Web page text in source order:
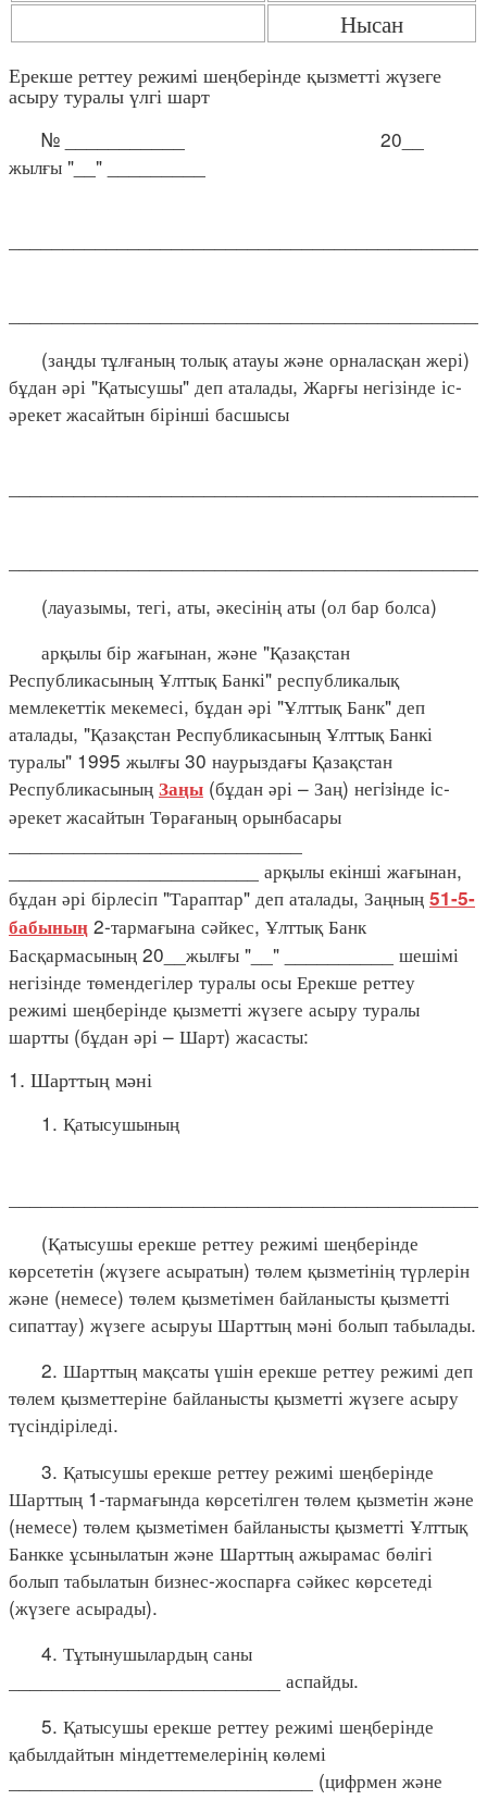
Нысан
Ерекше реттеу режимі шеңберінде қызметті жүзеге
асыру туралы үлгі шарт
№ ___________ 20__
жылғы "__" _________
(заңды тұлғаның толық атауы және орналасқан жері)
бұдан әрі "Қатысушы" деп аталады, Жарғы негізінде іс-
әрекет жасайтын бірінші басшысы
(лауазымы, тегі, аты, әкесінің аты (ол бар болса)
арқылы бір жағынан, және "Қазақстан
Республикасының Ұлттық Банкі" республикалық
мемлекеттік мекемесі, бұдан әрі "Ұлттық Банк" деп
аталады, "Қазақстан Республикасының Ұлттық Банкі
туралы" 1995 жылғы 30 наурыздағы Қазақстан
Республикасының Заңы (бұдан әрі – Заң) негiзiнде iс-
әрекет жасайтын Төрағаның орынбасары
_______________________ арқылы екінші жағынан,
бұдан әрі бірлесіп "Тараптар" деп аталады, Заңның 51-5-
бабының 2-тармағына сәйкес, Ұлттық Банк
Басқармасының 20__жылғы "__" __________ шешімі
негізінде төмендегілер туралы осы Ерекше реттеу
режимі шеңберінде қызметті жүзеге асыру туралы
шартты (бұдан әрі – Шарт) жасасты:
1. Шарттың мәні
1. Қатысушының
(Қатысушы ерекше реттеу режимі шеңберінде
көрсететін (жүзеге асыратын) төлем қызметінің түрлерін
және (немесе) төлем қызметімен байланысты қызметті
сипаттау) жүзеге асыруы Шарттың мәні болып табылады.
2. Шарттың мақсаты үшін ерекше реттеу режимі деп
төлем қызметтеріне байланысты қызметті жүзеге асыру
түсіндіріледі.
3. Қатысушы ерекше реттеу режимі шеңберінде
Шарттың 1-тармағында көрсетілген төлем қызметін және
(немесе) төлем қызметімен байланысты қызметті Ұлттық
Банкке ұсынылатын және Шарттың ажырамас бөлігі
болып табылатын бизнес-жоспарға сәйкес көрсетеді
(жүзеге асырады).
4. Тұтынушылардың саны
_________________________ аспайды.
5. Қатысушы ерекше реттеу режимі шеңберінде
қабылдайтын міндеттемелерінің көлемі
____________________________ (цифрмен және